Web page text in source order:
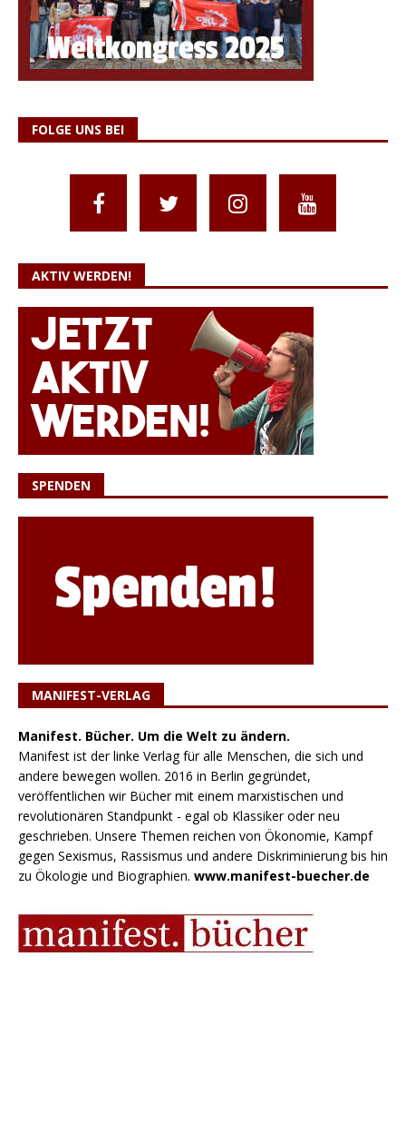
FOLGE UNS BEI
AKTIV WERDEN!
SPENDEN
MANIFEST-VERLAG
Manifest. Bücher. Um die Welt zu ändern.
Manifest ist der linke Verlag für alle Menschen, die sich und
andere bewegen wollen. 2016 in Berlin gegründet,
veröffentlichen wir Bücher mit einem marxistischen und
revolutionären Standpunkt - egal ob Klassiker oder neu
geschrieben. Unsere Themen reichen von Ökonomie, Kampf
gegen Sexismus, Rassismus und andere Diskriminierung bis hin
zu Ökologie und Biographien. www.manifest-buecher.de